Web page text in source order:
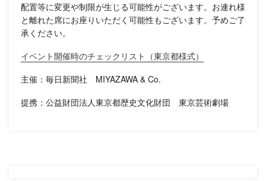
配置等に変更や制限が生じる可能性がございます。お連れ様
と離れた席にお座りいただく可能性もございます。予めご了
承ください。
イベント開催時のチェックリスト（東京都様式）
主催：毎日新聞社 MIYAZAWA & Co.
提携：公益財団法人東京都歴史文化財団 東京芸術劇場